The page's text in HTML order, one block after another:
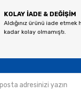
KOLAY İADE & DEĞİŞİM
Aldığınız ürünü iade etmek
kadar kolay olmamıştı.